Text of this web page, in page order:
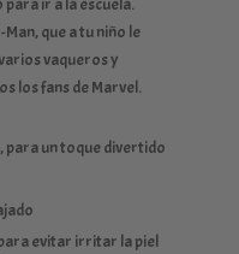
ir a la escuela.
que a tu niño le
vaqueros y
los fans de Marvel.
para un toque divertido
evitar irritar la piel